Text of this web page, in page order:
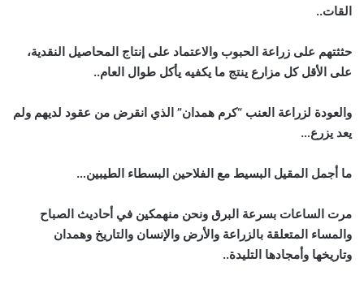
القات..
حثثتهم على زراعة الحبوب والاعتماد على إنتاج المحاصيل النقدية،
على الأقل كل مزارع ينتج ما يكفيه يأكل طوال العام..
والعودة لزراعة العنب “كرم همدان” الذي انقرض من عقود لديهم ولم
يعد يزرع…
ما أجمل المقيل البسيط مع الفلاحين البسطاء الطيبين…
مرت الساعات بسرعة البرق ونحن منهمكين في أحاديث الصباح
والمساء المتعلقة بالزراعة والأرض والإنسان والتاريخ وهمدان
وتاريخها وأمجادها التليدة..